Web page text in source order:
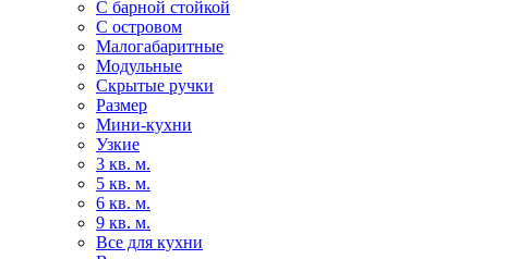
С барной стойкой
С островом
Малогабаритные
Модульные
Скрытые ручки
Размер
Мини-кухни
Узкие
3 кв. м.
5 кв. м.
6 кв. м.
9 кв. м.
Все для кухни